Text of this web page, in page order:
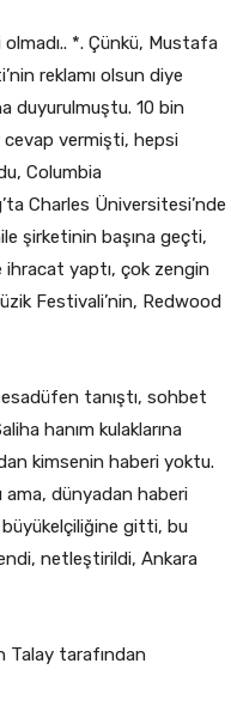
*. Çünkü, Mustafa
reklamı olsun diye
duyurulmuştu. 10 bin
cevap vermişti, hepsi
Columbia
Charles Üniversitesi’nde
şirketinin başına geçti,
ihracat yaptı, çok zengin
Festivali’nin, Redwood
tanıştı, sohbet
hanım kulaklarına
kimsenin haberi yoktu.
ama, dünyadan haberi
büyükelçiliğine gitti, bu
netleştirildi, Ankara
Talay tarafından